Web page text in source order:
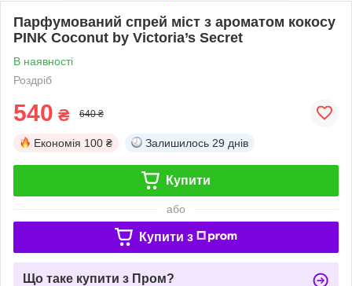
Парфумований спрей міст з ароматом кокосу
PINK Coconut by Victoria’s Secret
В наявності
Роздріб
540 ₴ 640 ₴
Економія 100 ₴ Залишилось 29 днів
Купити
або
Купити з
Що таке купити з Пром?